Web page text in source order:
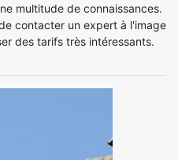
multitude de connaissances.
contacter un expert à l'image
des tarifs très intéressants.